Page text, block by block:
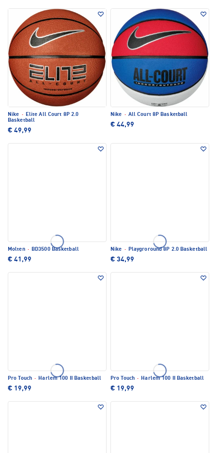
Nike · Elite All Court 8P 2.0
Basketball
€ 49,99
Nike · All Court 8P Basketball
€ 44,99
Molten · BD3500 Basketball
€ 41,99
Nike · Playgroround 8P 2.0 Basketball
€ 34,99
Pro Touch · Harlem 100 II Basketball
€ 19,99
Pro Touch · Harlem 100 II Basketball
€ 19,99